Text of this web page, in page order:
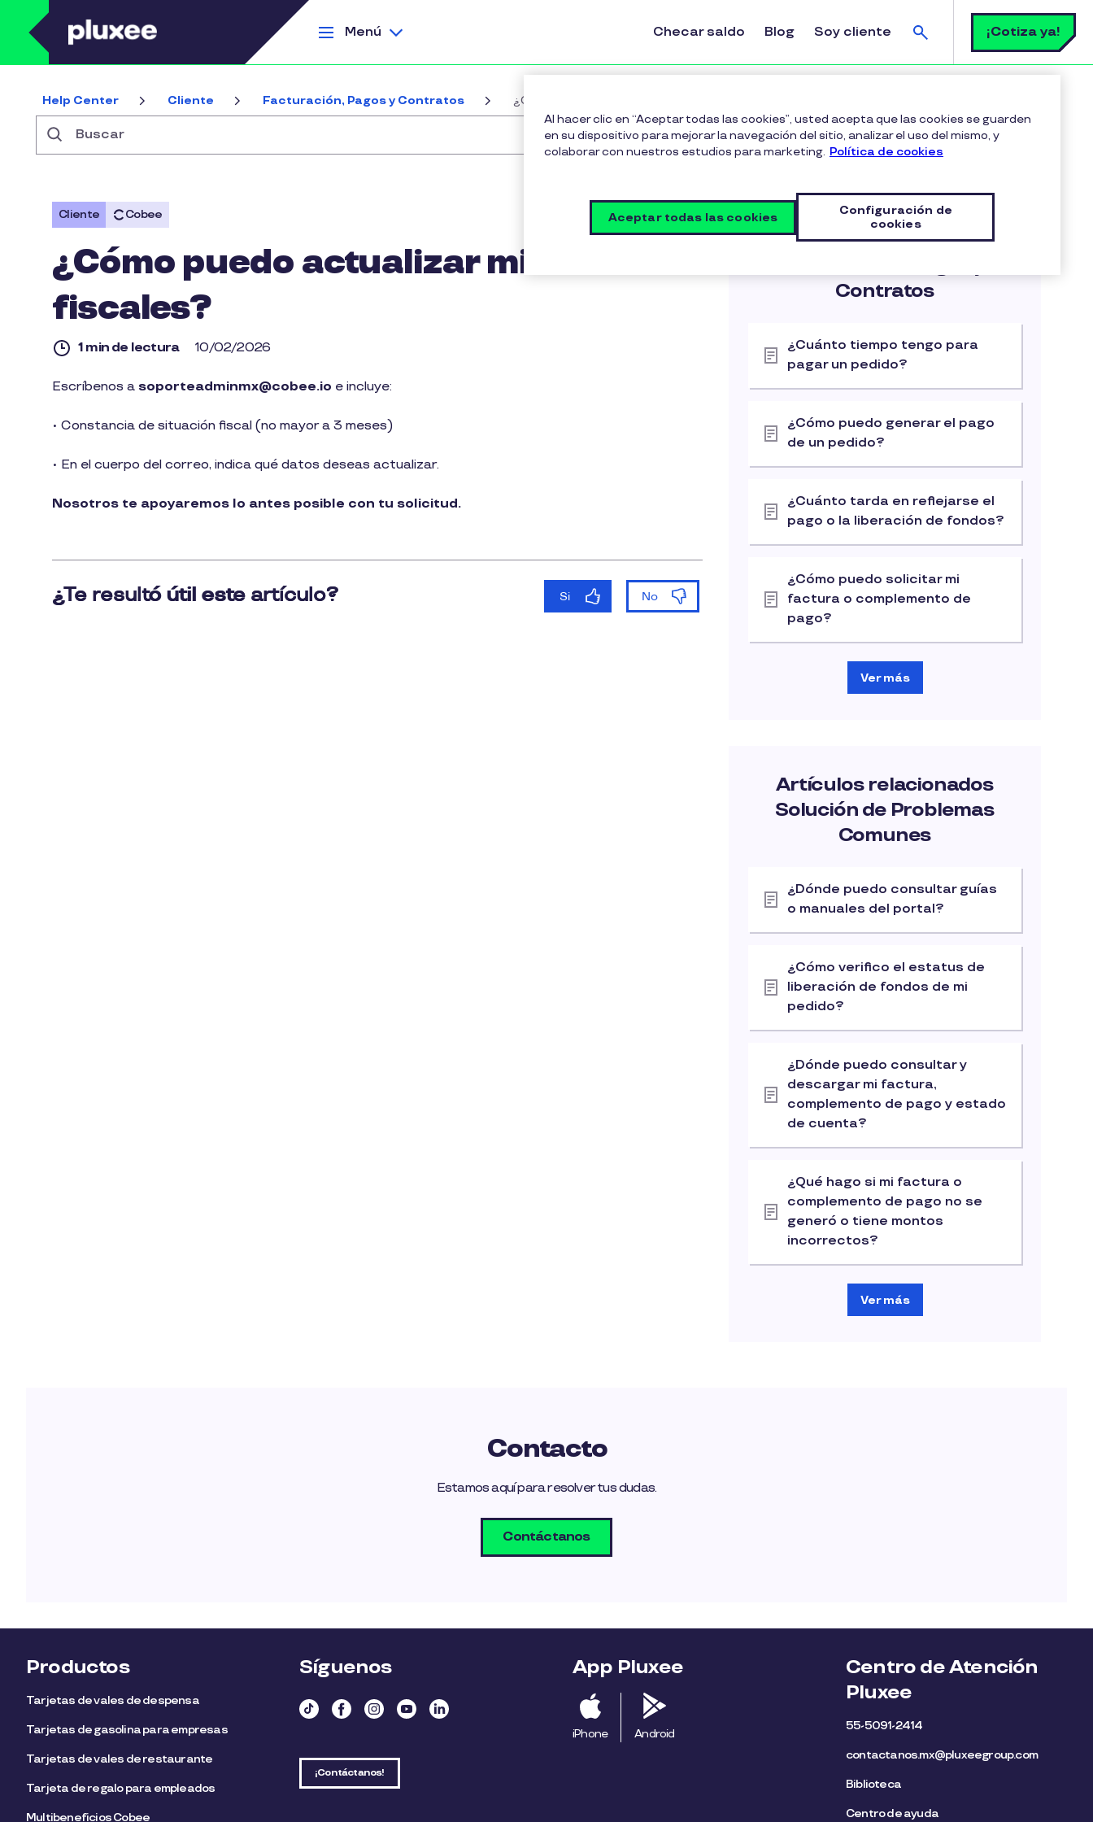
Pasar al contenido principal
Menú
Checar saldo Blog Soy cliente
Buscar
¡Cotiza ya!
Help Center Cliente Facturación, Pagos y Contratos ¿Cómo puedo actualizar mis datos fiscales?
Cliente Cobee
¿Cómo puedo actualizar mis datos
fiscales?
1 min de lectura 10/02/2026
1
lectura
Escríbenos a soporteadminmx@cobee.io e incluye:
• Constancia de situación fiscal (no mayor a 3 meses)
• En el cuerpo del correo, indica qué datos deseas actualizar.
Nosotros te apoyaremos lo antes posible con tu solicitud.
Artículos relacionados
Contratos
¿Cuánto tiempo tengo para
pagar un pedido?
¿Cómo puedo generar el pago
de un pedido?
¿Cuánto tarda en reflejarse el
pago o la liberación de fondos?
¿Cómo puedo solicitar mi
factura o complemento de
pago?
Ver más
Artículos relacionados
Solución de Problemas
Comunes
¿Dónde puedo consultar guías
o manuales del portal?
¿Cómo verifico el estatus de
liberación de fondos de mi
pedido?
¿Dónde puedo consultar y
descargar mi factura,
complemento de pago y estado
de cuenta?
¿Qué hago si mi factura o
complemento de pago no se
generó o tiene montos
incorrectos?
Ver más
Contacto
Estamos aquí para resolver tus dudas.
Contáctanos
Productos
Tarjetas de vales de despensa
Tarjetas de gasolina para empresas
Tarjetas de vales de restaurante
Tarjeta de regalo para empleados​
Multibeneficios Cobee
Síguenos
¡Contáctanos!
App Pluxee
iPhone Android
Centro de Atención
Pluxee
55-5091-2414
contactanos.mx@pluxeegroup.com
Biblioteca
Centro de ayuda
Al hacer clic en “Aceptar todas las cookies”, usted acepta que las cookies se guarden
en su dispositivo para mejorar la navegación del sitio, analizar el uso del mismo, y
colaborar con nuestros estudios para marketing. Política de cookies
Configuración de
cookies
Aceptar todas las cookies